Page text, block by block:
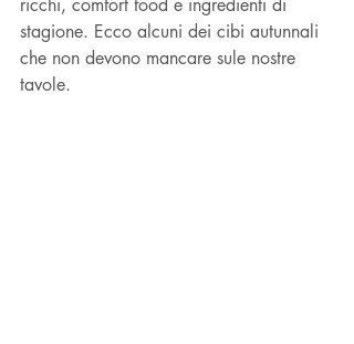
ricchi, comfort food e ingredienti di
stagione. Ecco alcuni dei cibi autunnali
che non devono mancare sule nostre
tavole.